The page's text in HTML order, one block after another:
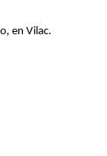
en Vilac.